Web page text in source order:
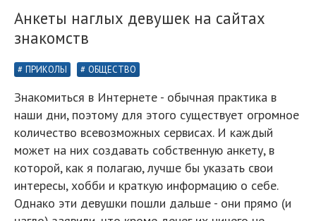
Анкеты наглых девушек на сайтах
знакомств
ПРИКОЛЫ ОБЩЕСТВО
Знакомиться в Интернете - обычная практика в
наши дни, поэтому для этого существует огромное
количество всевозможных сервисах. И каждый
может на них создавать собственную анкету, в
которой, как я полагаю, лучше бы указать свои
интересы, хобби и краткую информацию о себе.
Однако эти девушки пошли дальше - они прямо (и